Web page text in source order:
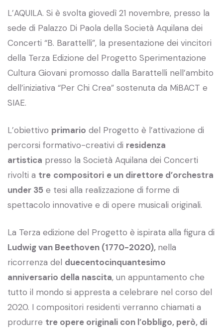
L’AQUILA. Si è svolta giovedì 21 novembre, presso la
sede di Palazzo Di Paola della Società Aquilana dei
Concerti “B. Barattelli”, la presentazione dei vincitori
della Terza Edizione del Progetto Sperimentazione
Cultura Giovani promosso dalla Barattelli nell’ambito
dell’iniziativa “Per Chi Crea” sostenuta da MiBACT e
SIAE.
L’obiettivo primario del Progetto è l’attivazione di
percorsi formativo-creativi di residenza
artistica presso la Società Aquilana dei Concerti
rivolti a tre compositori e un direttore d’orchestra
under 35 e tesi alla realizzazione di forme di
spettacolo innovative e di opere musicali originali.
La Terza edizione del Progetto è ispirata alla figura di
Ludwig van Beethoven (1770-2020), nella
ricorrenza del duecentocinquantesimo
anniversario della nascita, un appuntamento che
tutto il mondo si appresta a celebrare nel corso del
2020. I compositori residenti verranno chiamati a
produrre tre opere originali con l’obbligo, però, di